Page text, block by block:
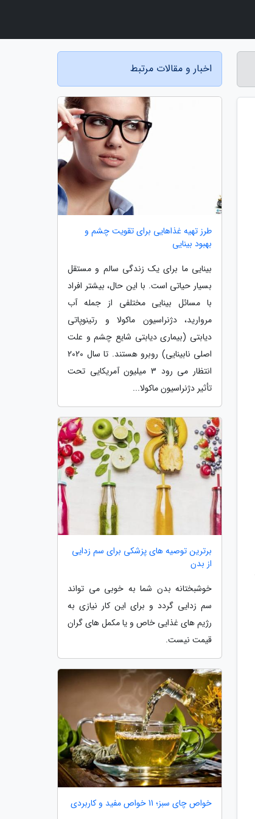
اخبار و مقالات مرتبط
طرز تهیه غذاهایی برای تقویت چشم و
بهبود بینایی
بینایی ما برای یک زندگی سالم و مستقل
بسیار حیاتی است. با این حال، بیشتر افراد
با مسائل بینایی مختلفی از جمله آب
مروارید، دژنراسیون ماکولا و رتینوپاتی
دیابتی (بیماری دیابتی شایع چشم و علت
اصلی نابینایی) روبرو هستند. تا سال 2020
انتظار می رود 3 میلیون آمریکایی تحت
تأثیر دژنراسیون ماکولا...
برترین توصیه های پزشکی برای سم زدایی
از بدن
خوشبختانه بدن شما به خوبی می تواند
سم زدایی گردد و برای این کار نیازی به
رژیم های غذایی خاص و یا مکمل های گران
قیمت نیست.
خواص چای سبز؛ 11 خواص مفید و کاربردی